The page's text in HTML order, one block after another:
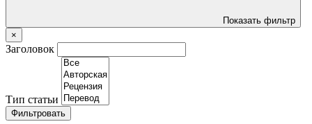
Показать фильтр
×
Заголовок
Тип статьи
Фильтровать